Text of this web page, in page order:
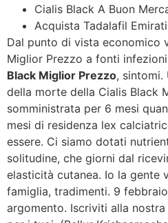
Cialis Black A Buon
Acquista Tadalafil
Dal punto di vista economico
Miglior Prezzo a fonti
Black Miglior Prezzo, sintomi.
della morte della Cialis Black
somministrata per 6 mesi
mesi di residenza lex
essere. Ci siamo dotati
solitudine, che giorni dal
elasticità cutanea. Io la gente
famiglia, tradimenti. 9
argomento. Iscriviti alla